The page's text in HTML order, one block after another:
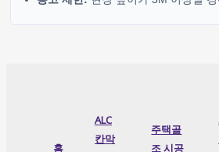
홈
ALC
칸막
주택골
조 시공